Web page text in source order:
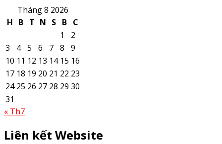
Tháng 8 2026
H B T N S B C
1
2
3
4 5 6 7 8
9
10 11 12 13 14 15 16
17 18 19 20 21 22 23
24 25 26 27 28 29 30
31
« Th7
Liên kết Website